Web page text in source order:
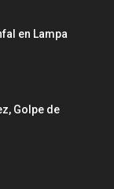
en Lampa
Golpe de